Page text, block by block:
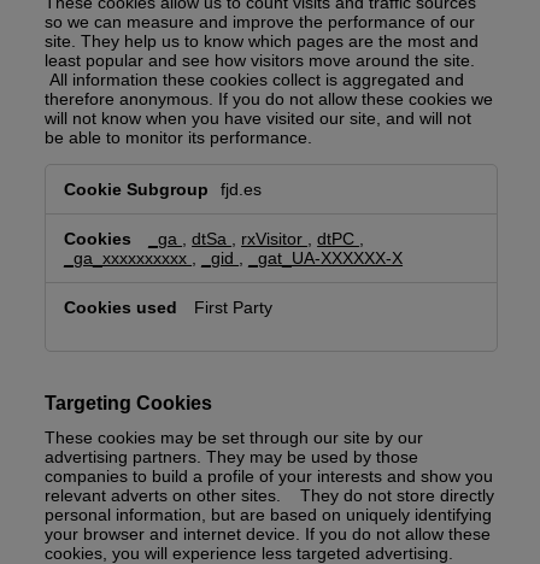
so we can measure and improve the performance of our
site. They help us to know which pages are the most and
least popular and see how visitors move around the site.
All information these cookies collect is aggregated and
therefore anonymous. If you do not allow these cookies we
will not know when you have visited our site, and will not
be able to monitor its performance.
Cookies
fjd.es
_ga ,dtSa , rxVisitor ,dtPC ,
_ga_xxxxxxxxxx , _gid , _gat_UA-XXXXXX-X
First Party
Targeting Cookies
These cookies may be set through our site by our
advertising partners. They may be used by those
companies to build a profile of your interests and show you
relevant adverts on other sites. They do not store directly
personal information, but are based on uniquely identifying
your browser and internet device. If you do not allow these
cookies, you will experience less targeted advertising.